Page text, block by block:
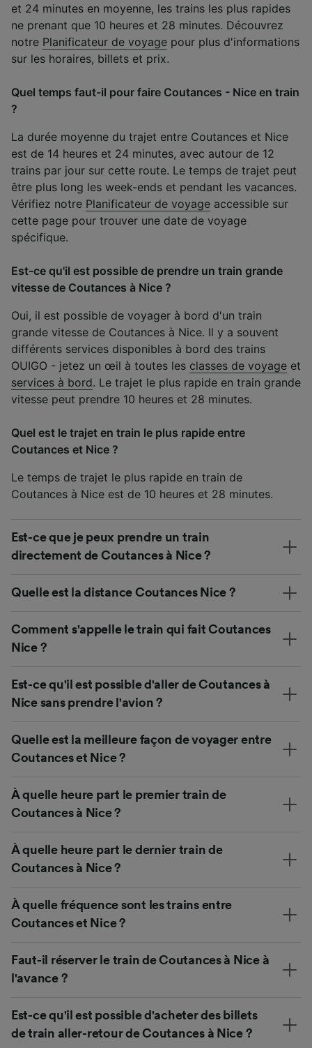
et 24 minutes en moyenne, les trains les plus rapides
ne prenant que 10 heures et 28 minutes. Découvrez
notre Planificateur de voyage pour plus d'informations
sur les horaires, billets et prix.
Quel temps faut-il pour faire Coutances - Nice en train
?
La durée moyenne du trajet entre Coutances et Nice
est de 14 heures et 24 minutes, avec autour de 12
trains par jour sur cette route. Le temps de trajet peut
être plus long les week-ends et pendant les vacances.
Vérifiez notre Planificateur de voyage accessible sur
cette page pour trouver une date de voyage
spécifique.
Est-ce qu'il est possible de prendre un train grande
vitesse de Coutances à Nice ?
Oui, il est possible de voyager à bord d'un train
grande vitesse de Coutances à Nice. Il y a souvent
différents services disponibles à bord des trains
OUIGO - jetez un œil à toutes les classes de voyage et
services à bord. Le trajet le plus rapide en train grande
vitesse peut prendre 10 heures et 28 minutes.
Quel est le trajet en train le plus rapide entre
Coutances et Nice ?
Le temps de trajet le plus rapide en train de
Coutances à Nice est de 10 heures et 28 minutes.
Est-ce que je peux prendre un train
directement de Coutances à Nice ?
Quelle est la distance Coutances Nice ?
Comment s'appelle le train qui fait Coutances
Nice ?
Est-ce qu'il est possible d'aller de Coutances à
Nice sans prendre l'avion ?
Quelle est la meilleure façon de voyager entre
Coutances et Nice ?
À quelle heure part le premier train de
Coutances à Nice ?
À quelle heure part le dernier train de
Coutances à Nice ?
À quelle fréquence sont les trains entre
Coutances et Nice ?
Faut-il réserver le train de Coutances à Nice à
l'avance ?
Est-ce qu'il est possible d'acheter des billets
de train aller-retour de Coutances à Nice ?